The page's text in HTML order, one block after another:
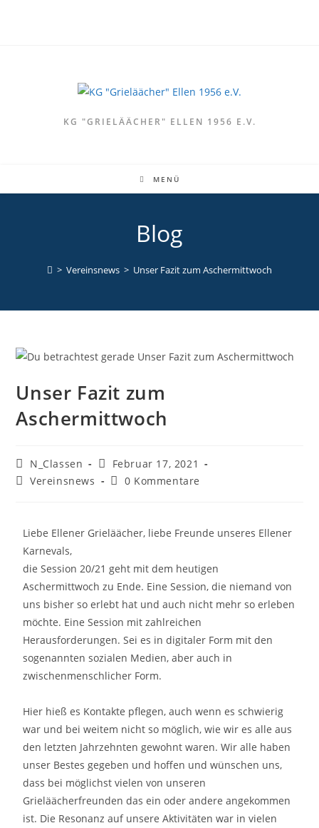
KG "GRIELÄÄCHER" ELLEN 1956 E.V.
MENÜ
Blog
> Vereinsnews > Unser Fazit zum Aschermittwoch
Unser Fazit zum
Aschermittwoch
N_Classen
Februar 17, 2021
Vereinsnews
0 Kommentare
Liebe Ellener Grieläächer, liebe Freunde unseres Ellener
Karnevals,
die Session 20/21 geht mit dem heutigen
Aschermittwoch zu Ende. Eine Session, die niemand von
uns bisher so erlebt hat und auch nicht mehr so erleben
möchte. Eine Session mit zahlreichen
Herausforderungen. Sei es in digitaler Form mit den
sogenannten sozialen Medien, aber auch in
zwischenmenschlicher Form.
Hier hieß es Kontakte pflegen, auch wenn es schwierig
war und bei weitem nicht so möglich, wie wir es alle aus
den letzten Jahrzehnten gewohnt waren. Wir alle haben
unser Bestes gegeben und hoffen und wünschen uns,
dass bei möglichst vielen von unseren
Grieläächerfreunden das ein oder andere angekommen
ist. Die Resonanz auf unsere Aktivitäten war in vielen